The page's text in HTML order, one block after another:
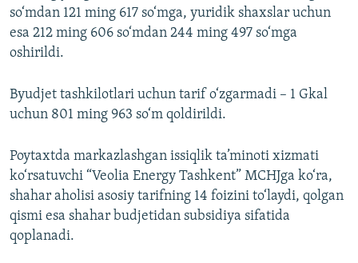
so‘mdan 121 ming 617 so‘mga, yuridik shaxslar uchun
esa 212 ming 606 so‘mdan 244 ming 497 so‘mga
oshirildi.
Byudjet tashkilotlari uchun tarif o‘zgarmadi – 1 Gkal
uchun 801 ming 963 so‘m qoldirildi.
Poytaxtda markazlashgan issiqlik ta’minoti xizmati
ko‘rsatuvchi “Veolia Energy Tashkent” MCHJga ko‘ra,
shahar aholisi asosiy tarifning 14 foizini to‘laydi, qolgan
qismi esa shahar budjetidan subsidiya sifatida
qoplanadi.